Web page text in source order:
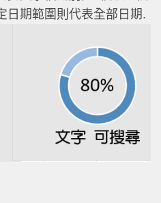
日期範圍則代表全部日期.